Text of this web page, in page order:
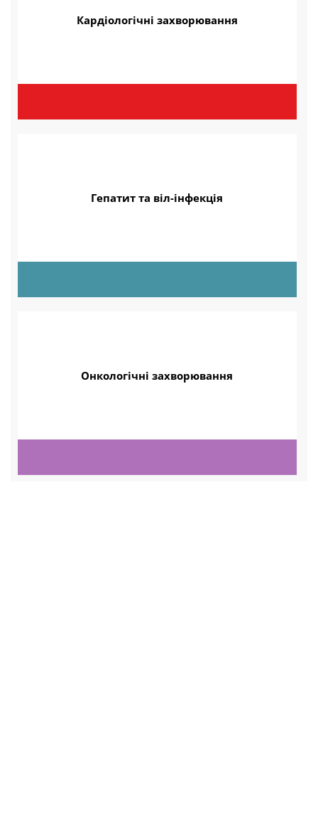
Кардіологічні захворювання
Гепатит та віл-інфекція
Онкологічні захворювання